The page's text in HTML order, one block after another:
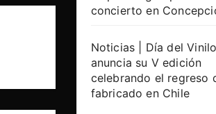
concierto en
Noticias | Día del Vinilo
anuncia su V edición
celebrando el regreso
fabricado en Chile